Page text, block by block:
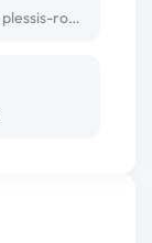
Développeur web freelance à Le plessis-robinson